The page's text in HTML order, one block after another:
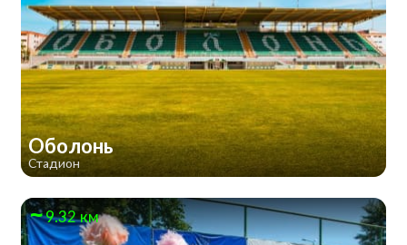
Оболонь
Стадион
9.32 км